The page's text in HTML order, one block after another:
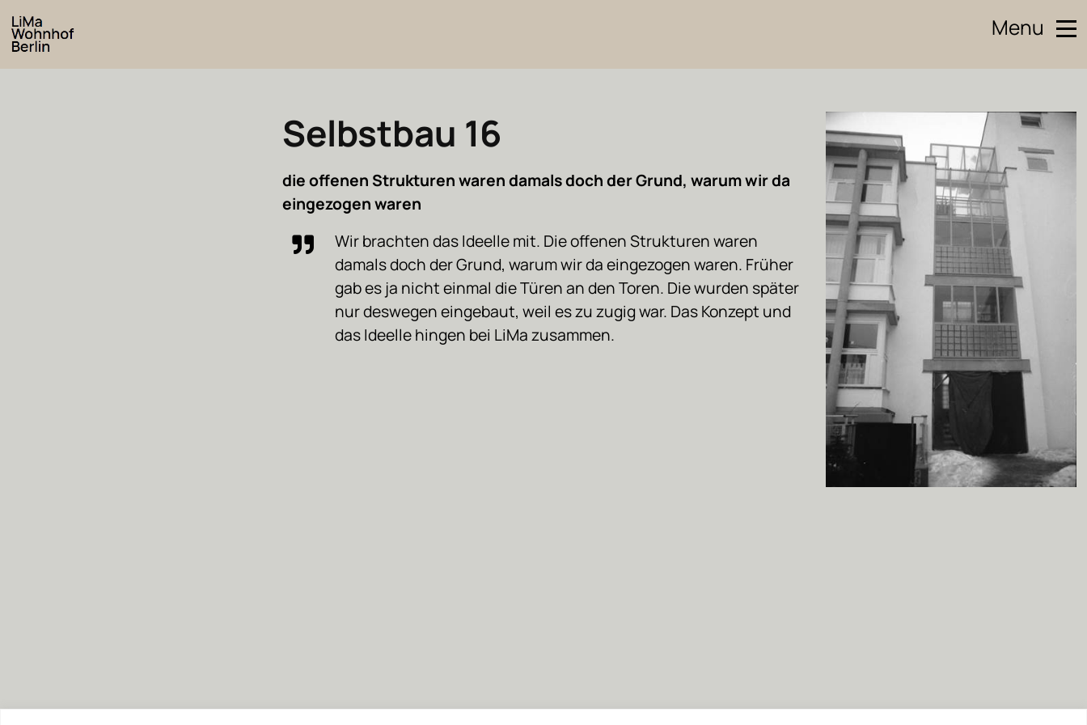
Menu
Selbstbau 16
die offenen Strukturen waren damals doch der Grund, warum wir da
eingezogen waren
Wir brachten das Ideelle mit. Die offenen Strukturen waren
damals doch der Grund, warum wir da eingezogen waren. Früher
gab es ja nicht einmal die Türen an den Toren. Die wurden später
nur deswegen eingebaut, weil es zu zugig war. Das Konzept und
das Ideelle hingen bei LiMa zusammen.